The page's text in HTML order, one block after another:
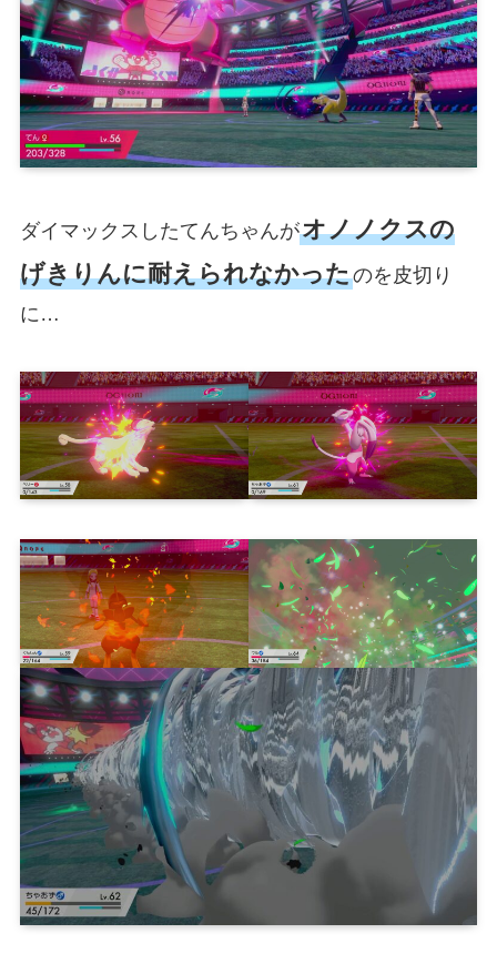
ダイマックスしたてんちゃんがオノノクスの
げきりんに耐えられなかったのを皮切り
に…